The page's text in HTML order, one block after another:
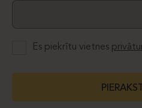
Es piekrītu vietnes